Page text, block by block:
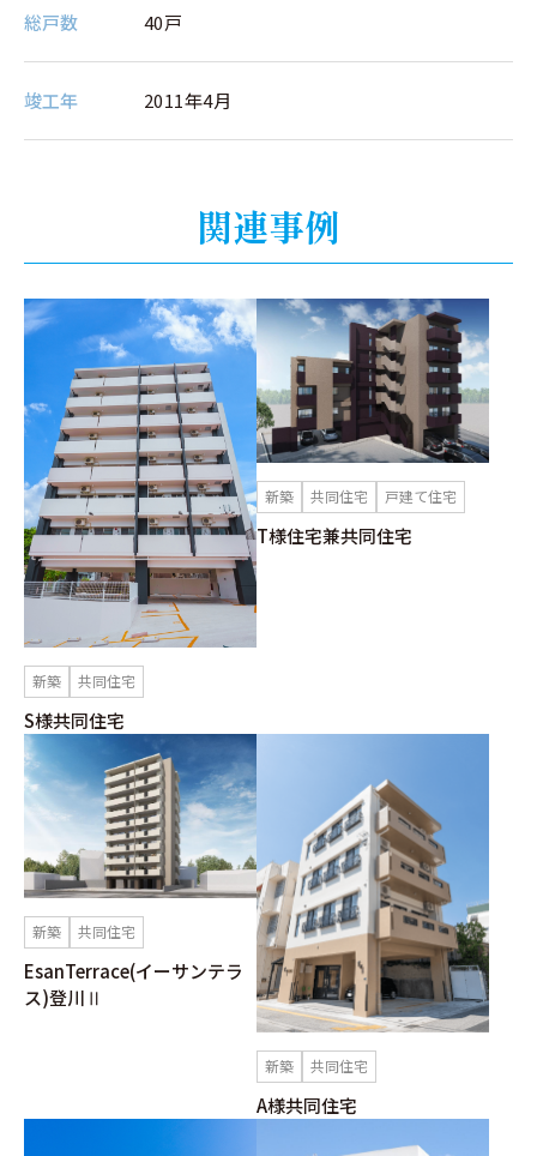
総⼾数 40戸
竣⼯年 2011年4月
関連事例
新築 共同住宅
S様共同住宅
新築 共同住宅 戸建て住宅
T様住宅兼共同住宅
新築 共同住宅
EsanTerrace(イーサンテラ
ス)登川Ⅱ
新築 共同住宅
A様共同住宅